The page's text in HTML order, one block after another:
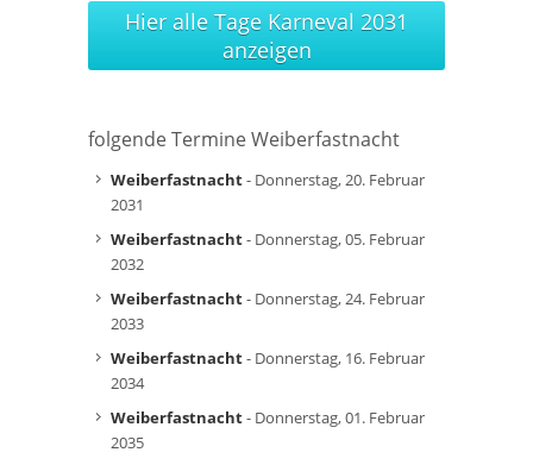
Hier alle Tage Karneval 2031
anzeigen
folgende Termine Weiberfastnacht
Weiberfastnacht- Donnerstag, 20. Februar
2031
Weiberfastnacht- Donnerstag, 05. Februar
2032
Weiberfastnacht- Donnerstag, 24. Februar
2033
Weiberfastnacht- Donnerstag, 16. Februar
2034
Weiberfastnacht- Donnerstag, 01. Februar
2035